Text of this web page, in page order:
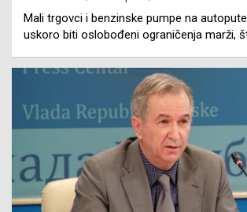
Mali trgovci i benzinske pumpe na
uskoro biti oslobođeni ograničenja marži,